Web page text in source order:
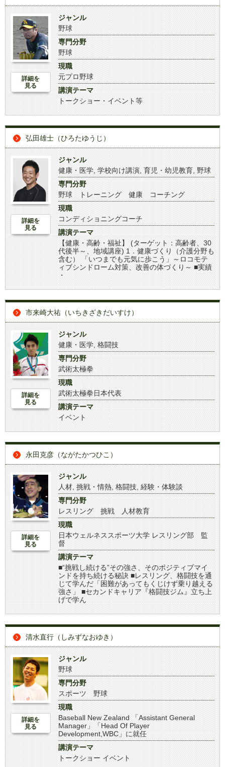
詳細を
見る
ジャンル
野球
専門分野
野球
現職
元プロ野球
講演テーマ
トークショー・イベント等
弘田雄士（ひろたゆうじ）
詳細を
見る
ジャンル
健康・医学 学校向け講演 育児・幼児教育 野球
専門分野
野球 トレーニング 健康 コーチング
現職
コンディショニングコーチ
講演テーマ
【健康・高齢・福祉】 (ターゲット：高齢者、30
代後半～、地域講座) 1．健康づくり（介護分野も
含む） 「いつまでも元気に歩こう」～ロコモテ
ィブシンドローム対策、改善の体づくり～ ■実績
・
市来崎大祐（いちきざきだいすけ）
詳細を
見る
ジャンル
健康・医学 格闘技
専門分野
武術太極拳
現職
武術太極拳日本代表
講演テーマ
イベント
永田克彦（ながたかつひこ）
詳細を
見る
ジャンル
人材 挑戦・情熱 格闘技 経験・体験談
専門分野
レスリング 挑戦 人材教育
現職
日本ウェルネススポーツ大学 レスリング部 監
督
講演テーマ
■“挑戦し続ける”その強さ、そのポジティブマイ
ンドを持ち続ける秘訣 ■レスリング、格闘技を通
じて学んだ「困難があってもくじけず乗り越える
強さ」 ■セカンドキャリア『格闘技ジム』立ち上
げで学ん
清水直行（しみずなおゆき）
詳細を
見る
ジャンル
野球
専門分野
スポーツ 野球
現職
Baseball New Zealand 「Assistant General
Manager」「Head Of Player
Development,WBC」に就任
講演テーマ
トークショー イベント